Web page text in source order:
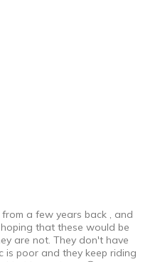
a few years back , and
that these would be
are not. They don't have
is poor and they keep riding